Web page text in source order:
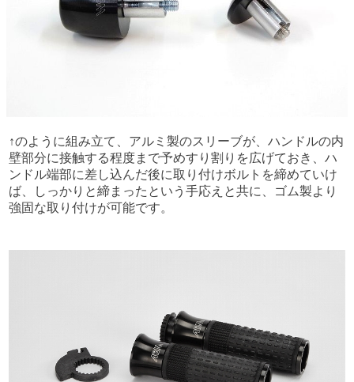
↑のように組み立て、アルミ製のスリーブが、ハンドルの内
壁部分に接触する程度まで予めすり割りを広げておき、ハ
ンドル端部に差し込んだ後に取り付けボルトを締めていけ
ば、しっかりと締まったという手応えと共に、ゴム製より
強固な取り付けが可能です。